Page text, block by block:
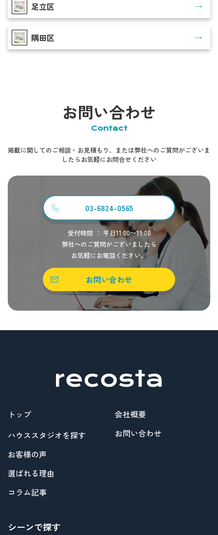
足立区
隅田区
お問い合わせ
Contact
掲載に関してのご相談・お見積もり、または弊社へのご質問がございま
したらお気軽にお問合せください
03-6824-0565
受付時間 ： 平日11:00〜19:00
弊社へのご質問がございましたら
お気軽にお電話ください。
お問い合わせ
トップ
ハウススタジオを探す
お客様の声
選ばれる理由
コラム記事
会社概要
お問い合わせ
シーンで探す